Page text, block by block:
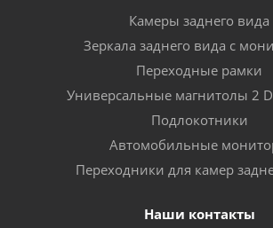
Камеры заднего вида
Зеркала заднего вида с
Переходные рамки
Универсальные магнитолы 2
Подлокотники
Автомобильные
Переходники для камер
Наши контакты